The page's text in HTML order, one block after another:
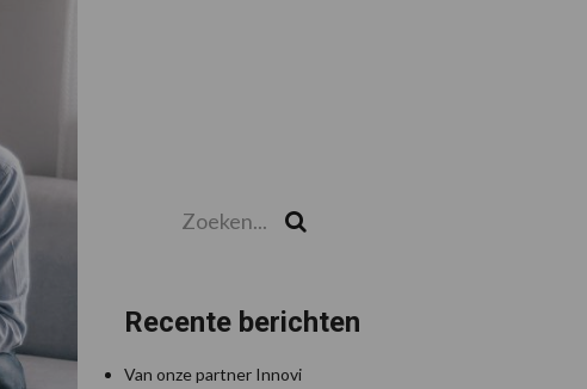
Recente berichten
Van onze partner Innovi